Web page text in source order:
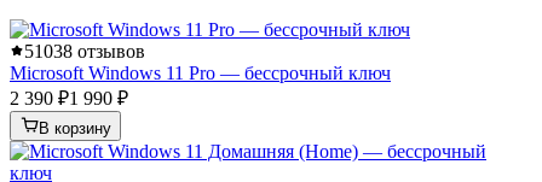
51038 отзывов
Microsoft Windows 11 Pro — бессрочный ключ
2 390 ₽1 990 ₽
В корзину